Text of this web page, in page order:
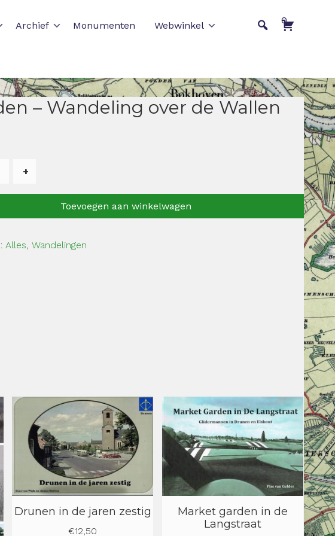
Archief Monumenten Webwinkel 0
– Wandeling over de Wallen
Toevoegen aan winkelwagen
Alles, Wandelingen
Drunen in de jaren zestig
€12,50
Market garden in de
Langstraat